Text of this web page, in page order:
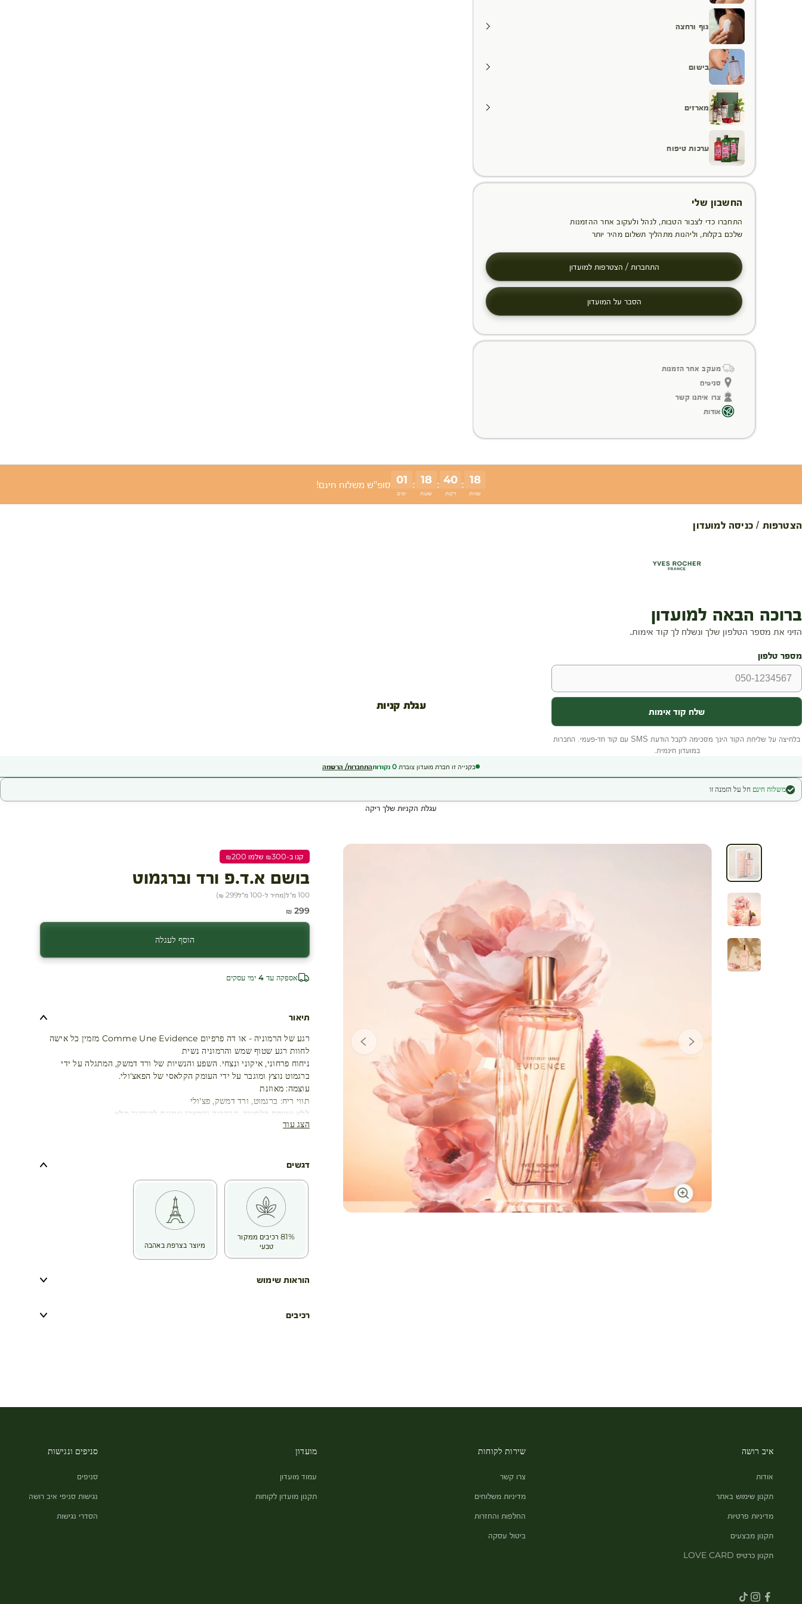
גוף ורחצה
בישום
מארזים
ערכות טיפוח
החשבון שלי
התחברו כדי לצבור הטבות, לנהל ולעקוב אחר ההזמנות
שלכם בקלות, וליהנות מתהליך תשלום מהיר יותר
התחברות / הצטרפות למועדון
הסבר על המועדון
מעקב אחר הזמנות
סניפים
צרו איתנו קשר
אודות
01
ימים
: 18
שעות
: 40
דקות
: 17
שניות
סופ"ש משלוח חינם!
הצטרפות / כניסה למועדון
בקנייה זו חברת מועדון צוברת 0 נקודותהתחברות/ הרשמה
עגלת קניות
משלוח חינם חל על הזמנה זו
עגלת הקניות שלך ריקה
קנו ב-₪300 שלמו ₪200
בושם א.ד.פ ורד וברגמוט
100 מ"ל (מחיר ל-100 מ״ל 299 ₪
)
מחיר מבצע
299 ₪
הוסף לעגלה
אספקה עד 4 ימי עסקים
תיאור
רגע של הרמוניה - או דה פרפיום Comme Une Evidence מזמין כל אישה
לחוות רגע שטוף שמש והרמוניה נשית
ניחוח פרחוני, איקוני ונצחי. השפע והנשיות של ורד דמשק, המתגלה על ידי
ברגמוט נוצץ ומוגבר על ידי העומק הקלאסי של הפאצ'ולי.
עוצמה: מאוזנת
תווי ריח: ברגמוט, ורד דמשק, פצ'ולי
ללא עטיפת פלסטיק, הבקבוק והמארז ניתנים למיחזור מלא
הצג עוד
דגשים
81% רכיבים ממקור
טבעי
מיוצר בצרפת באהבה
הוראות שימוש
רכיבים
איב רושה
אודות
תקנון שימוש באתר
מדיניות פרטיות
תקנון מבצעים
תקנון כרטיס LOVE CARD
שירות לקוחות
צרו קשר
מדיניות משלוחים
החלפות והחזרות
ביטול עסקה
מועדון
עמוד מועדון
תקנון מועדון לקוחות
סניפים ונגישות
סניפים
נגישות סניפי איב רושה
הסדרי נגישות